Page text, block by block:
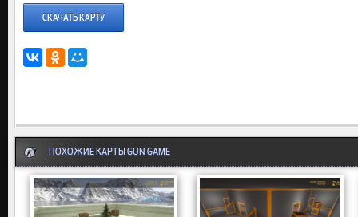
СКАЧАТЬ КАРТУ
ПОХОЖИЕ КАРТЫ GUN GAME